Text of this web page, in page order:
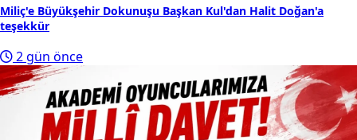
Miliç'e Büyükşehir Dokunuşu Başkan Kul'dan Halit Doğan'a
teşekkür
2 gün önce